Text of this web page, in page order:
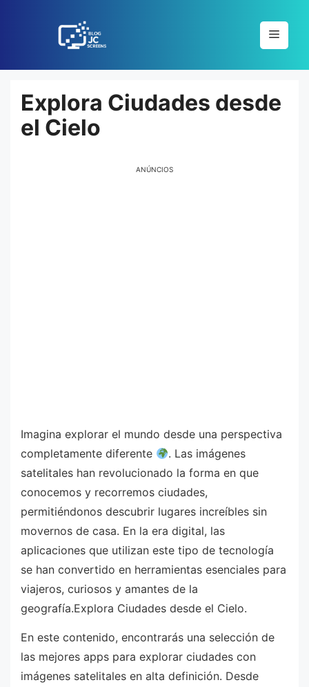
Menu
Explora Ciudades desde
el Cielo
ANÚNCIOS
Imagina explorar el mundo desde una perspectiva
completamente diferente
. Las imágenes
satelitales han revolucionado la forma en que
conocemos y recorremos ciudades,
permitiéndonos descubrir lugares increíbles sin
movernos de casa. En la era digital, las
aplicaciones que utilizan este tipo de tecnología
se han convertido en herramientas esenciales para
viajeros, curiosos y amantes de la
geografía.Explora Ciudades desde el Cielo.
En este contenido, encontrarás una selección de
las mejores apps para explorar ciudades con
imágenes satelitales en alta definición. Desde